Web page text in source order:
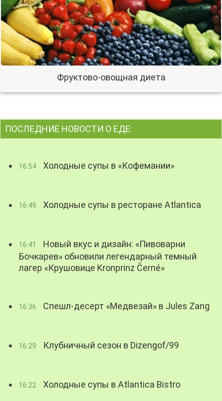
Фруктово-овощная диета
ПОСЛЕДНИЕ НОВОСТИ О ЕДЕ:
16:54 Холодные супы в «Кофемании»
16:49 Холодные супы в ресторане Atlantica
16:41
Новый вкус и дизайн: «Пивоварни
Бочкарев» обновили легендарный темный
лагер «Крушовице Kronprinz Černé»
16:36 Спешл-десерт «Медвезай» в Jules Zang
16:29 Клубничный сезон в Dizengof/99
16:22 Холодные супы в Atlantica Bistro